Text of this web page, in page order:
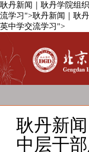
耿丹新闻｜耿丹学院组
流学习">耿丹新闻｜耿
英中学交流学习">
耿丹新
中层干